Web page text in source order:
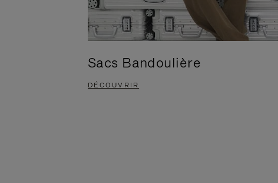
Sacs Bandoulière
DÉCOUVRIR